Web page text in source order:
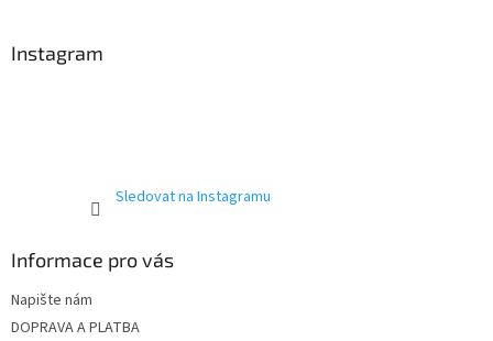
Instagram
Sledovat na Instagramu
Informace pro vás
Napište nám
DOPRAVA A PLATBA